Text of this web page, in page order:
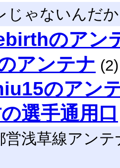
じゃないんだ
のアン
アンテナ (2)
のアン
の選手通用口
営浅草線アン